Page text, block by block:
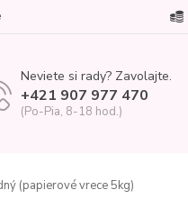
Neviete si rady? Zavolajte.
+421 907 977 470
(Po-Pia, 8-18 hod.)
(papierové vrece 5kg)